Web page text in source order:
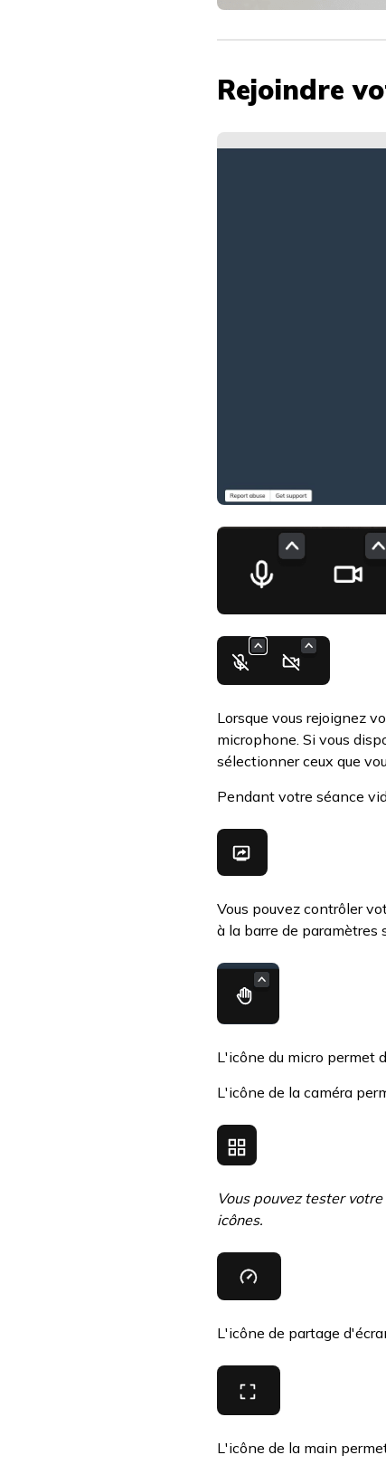
Rejoindre
Lorsque vous rejoignez
microphone. Si vous
sélectionner ceux que
Pendant votre séance
Vous pouvez contrôler
à la barre de paramètres
L'icône du micro permet
L'icône de la caméra
Vous pouvez tester
icônes.
L'icône de partage
L'icône de la main